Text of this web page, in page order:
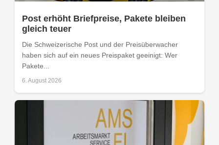
Post erhöht Briefpreise, Pakete bleiben
gleich teuer
Die Schweizerische Post und der Preisüberwacher
haben sich auf ein neues Preispaket geeinigt: Wer
Pakete...
6. August 2026